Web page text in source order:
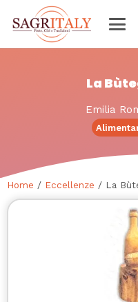
La
Emilia
Home / Eccellenze / La